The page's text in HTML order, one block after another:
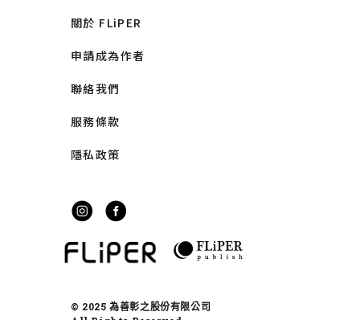
關於 FLiPER
申請成為作者
聯絡我們
服務條款
隱私政策
© 2025 為善彰之股份有限公司